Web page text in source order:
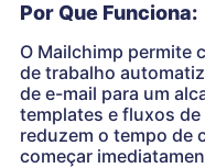
Por Que Funciona:
O Mailchimp permite
de trabalho
de e-mail para um
templates e fluxos
reduzem o tempo de
começar